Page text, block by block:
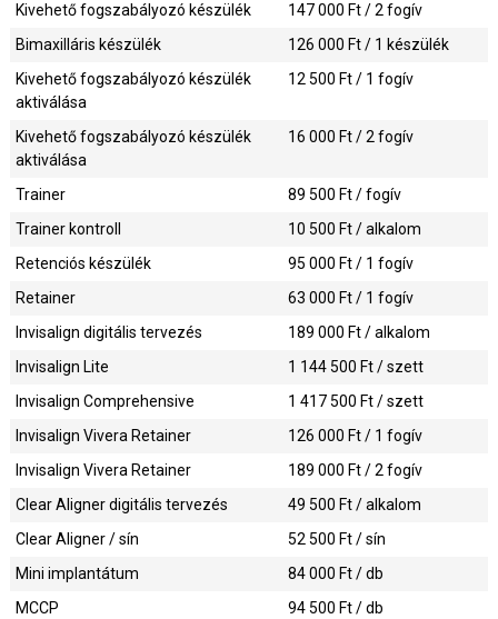
147 000 Ft / 2 fogív
Kivehető fogszabályozó készülék
126 000 Ft / 1 készülék
Bimaxilláris készülék
12 500 Ft / 1 fogív
Kivehető fogszabályozó készülék
aktiválása
16 000 Ft / 2 fogív
Kivehető fogszabályozó készülék
aktiválása
89 500 Ft / fogív
Trainer
10 500 Ft / alkalom
Trainer kontroll
95 000 Ft / 1 fogív
Retenciós készülék
63 000 Ft / 1 fogív
Retainer
189 000 Ft / alkalom
Invisalign digitális tervezés
1 144 500 Ft / szett
Invisalign Lite
1 417 500 Ft / szett
Invisalign Comprehensive
126 000 Ft / 1 fogív
Invisalign Vivera Retainer
189 000 Ft / 2 fogív
Invisalign Vivera Retainer
49 500 Ft / alkalom
Clear Aligner digitális tervezés
52 500 Ft / sín
Clear Aligner / sín
84 000 Ft / db
Mini implantátum
94 500 Ft / db
MCCP